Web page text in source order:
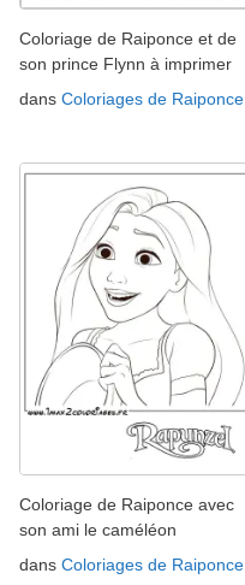
Coloriage de Raiponce et de
son prince Flynn à imprimer
dans Coloriages de Raiponce
Coloriage de Raiponce avec
son ami le caméléon
dans Coloriages de Raiponce